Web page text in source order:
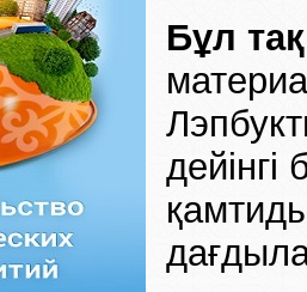
Бұл